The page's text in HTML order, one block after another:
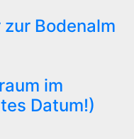
zur Bodenalm
im
Datum!)